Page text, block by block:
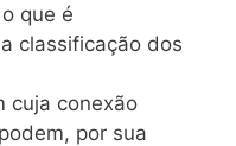
que é
classificação dos
cuja conexão
por sua